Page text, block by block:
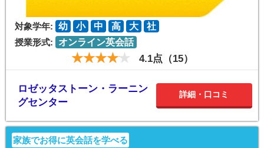
対象学年: 幼 小 中 高 大
社
授業形式:
オンライン英会話
4.1点（15）
ロゼッタストーン・ラーニン
グセンター
詳細・口コミ
家族でお得に英会話を学べる